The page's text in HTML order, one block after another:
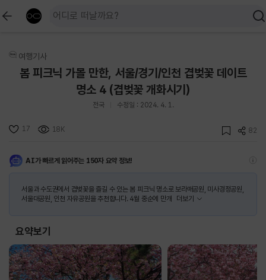
여행기사
봄 피크닉 가볼 만한, 서울/경기/인천 겹벚꽃 데이트
명소 4 (겹벚꽃 개화시기)
전국 수정일 : 2024. 4. 1.
17 18K 82
AI가 빠르게 읽어주는 150자 요약 정보!
서울과 수도권에서 겹벚꽃을 즐길 수 있는 봄 피크닉 명소로 보라매공원, 미사경정공원,
서울대공원, 인천 자유공원을 추천합니다. 4월 중순에 만개
더보기
요약보기